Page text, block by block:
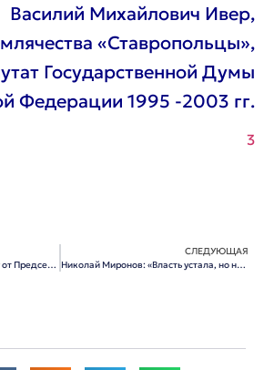
Василий Михайлович Ивер,
«Ставропольцы»,
Государственной Думы
Федерации 1995 -2003 гг.
Поздравление С.Н.Бабурину от Председателя правления «Красноярского землячества» В.И.Долгих
СЛЕДУЮЩАЯ
Николай Миронов: «Власть устала, но не уходит»